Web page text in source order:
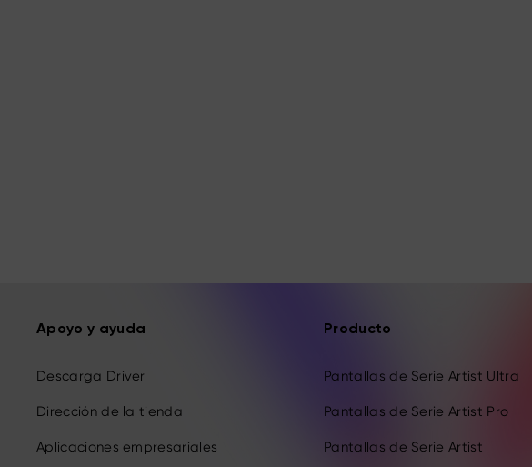
Apoyo y ayuda
Descarga Driver
Dirección de la tienda
Aplicaciones empresariales
Producto
Pantallas de Serie Artist Ultra
Pantallas de Serie Artist Pro
Pantallas de Serie Artist